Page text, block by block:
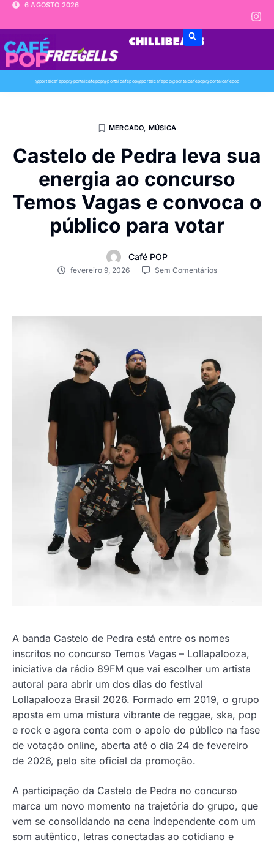
6 AGOSTO 2026
@portalcafepop@portalcafepop@portalcafepop@portalcafepop@portalcafepop@portalcafepop
MERCADO, MÚSICA
Castelo de Pedra leva sua
energia ao concurso
Temos Vagas e convoca o
público para votar
Café POP
fevereiro 9, 2026 Sem Comentários
A banda Castelo de Pedra está entre os nomes
inscritos no concurso Temos Vagas – Lollapalooza,
iniciativa da rádio 89FM que vai escolher um artista
autoral para abrir um dos dias do festival
Lollapalooza Brasil 2026. Formado em 2019, o grupo
aposta em uma mistura vibrante de reggae, ska, pop
e rock e agora conta com o apoio do público na fase
de votação online, aberta até o dia 24 de fevereiro
de 2026, pelo site oficial da promoção.
A participação da Castelo de Pedra no concurso
marca um novo momento na trajetória do grupo, que
vem se consolidando na cena independente com um
som autêntico, letras conectadas ao cotidiano e